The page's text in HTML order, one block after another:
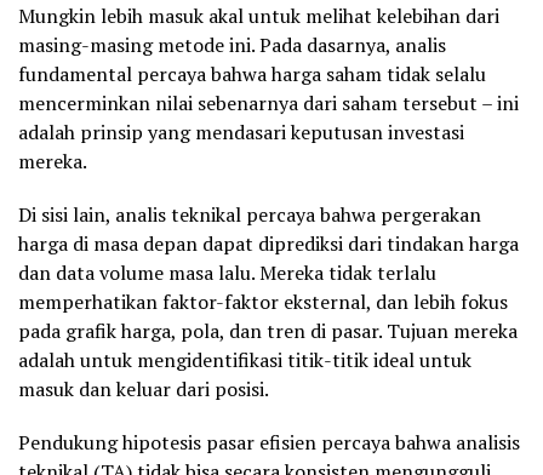
Mungkin lebih masuk akal untuk melihat kelebihan dari
masing-masing metode ini. Pada dasarnya, analis
fundamental percaya bahwa harga saham tidak selalu
mencerminkan nilai sebenarnya dari saham tersebut – ini
adalah prinsip yang mendasari keputusan investasi
mereka.
Di sisi lain, analis teknikal percaya bahwa pergerakan
harga di masa depan dapat diprediksi dari tindakan harga
dan data volume masa lalu. Mereka tidak terlalu
memperhatikan faktor-faktor eksternal, dan lebih fokus
pada grafik harga, pola, dan tren di pasar. Tujuan mereka
adalah untuk mengidentifikasi titik-titik ideal untuk
masuk dan keluar dari posisi.
Pendukung hipotesis pasar efisien percaya bahwa analisis